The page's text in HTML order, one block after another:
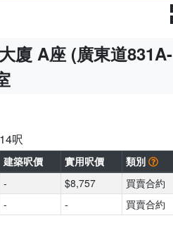
廈 A座 (廣東道831A-
呎
建築呎價 實用呎價
類別
- $8,757
買賣合約
- - 買賣合約